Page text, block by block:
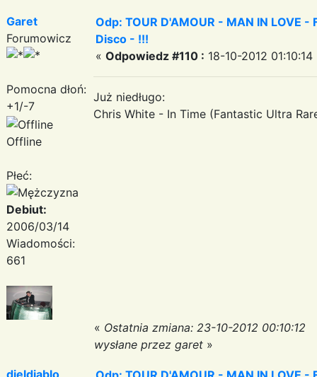
Garet
Forumowicz
Pomocna dłoń:
+1/-7
Offline
Płeć:
Debiut:
2006/03/14
Wiadomości:
661
Odp: TOUR D'AMOUR - MAN IN LOVE
Disco - !!!
« Odpowiedz #110 : 18-10-2012 01:10:14
Już niedługo:
Chris White - In Time (Fantastic Ultra
« Ostatnia zmiana: 23-10-2012 00:10:12
wysłane przez garet »
djeldiablo